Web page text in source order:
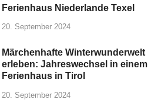
Ferienhaus Niederlande Texel
20. September 2024
Märchenhafte Winterwunderwelt
erleben: Jahreswechsel in einem
Ferienhaus in Tirol
20. September 2024